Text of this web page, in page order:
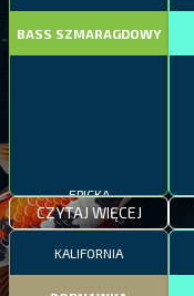
BASS SZMARAGDOWY
CZYTAJ WIĘCEJ
KALIFORNIA